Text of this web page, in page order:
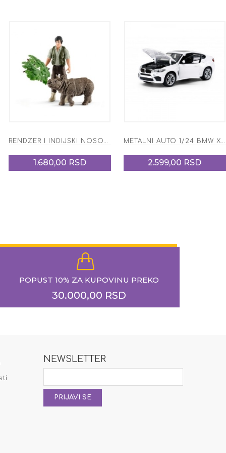
1.680,00 RSD 2.599,00 RSD
POPUST 10% ZA KUPOVINU PREKO
30.000,00 RSD
NEWSLETTER
PRIJAVI SE